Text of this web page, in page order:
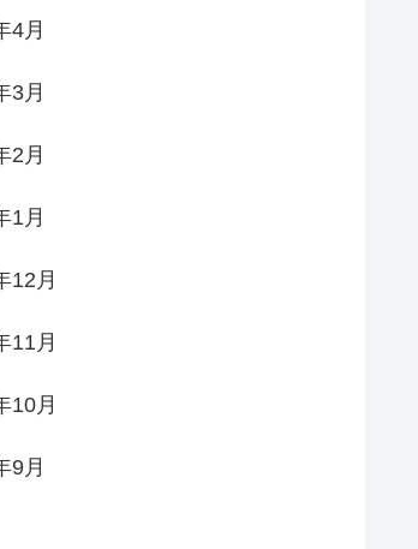
4月
3月
2月
1月
12月
11月
10月
9月